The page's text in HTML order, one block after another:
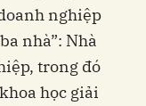
nghiệp
nhà”: Nhà
trong đó
học giải